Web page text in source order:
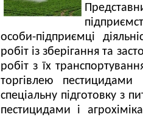
особи-підприємці
робіт із зберігання та
робіт з їх
торгівлею пестицидами
спеціальну підготовку з
пестицидами і